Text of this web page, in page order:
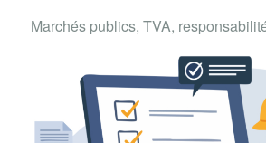
Marchés publics, TVA,
indispensables pour garantir la
environnement bâti.